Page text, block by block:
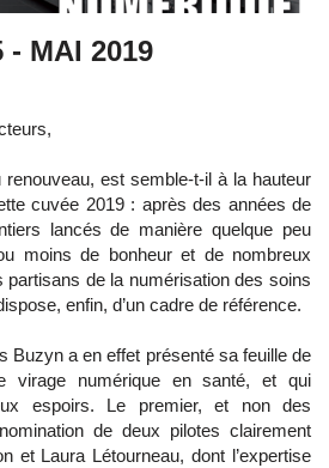
MAI 2019
est semble-t-il à la hauteur
cuvée 2019 : après des années de
lancés de manière quelque peu
moins de bonheur et de nombreux
de la numérisation des soins
enfin, d’un cadre de référence.
Buzyn a en effet présenté sa feuille de
virage numérique en santé, et qui
espoirs. Le premier, et non des
de deux pilotes clairement
et Laura Létourneau, dont l’expertise